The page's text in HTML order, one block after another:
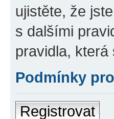
ujistěte, že
s dalšími
pravidla, která
Podmínky
Registrovat